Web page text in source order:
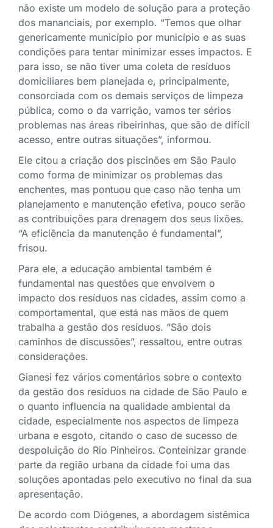
não existe um modelo de solução para a proteção
dos mananciais, por exemplo. “Temos que olhar
genericamente município por município e as suas
condições para tentar minimizar esses impactos. E
para isso, se não tiver uma coleta de resíduos
domiciliares bem planejada e, principalmente,
consorciada com os demais serviços de limpeza
pública, como o da varrição, vamos ter sérios
problemas nas áreas ribeirinhas, que são de difícil
acesso, entre outras situações”, informou.
Ele citou a criação dos piscinões em São Paulo
como forma de minimizar os problemas das
enchentes, mas pontuou que caso não tenha um
planejamento e manutenção efetiva, pouco serão
as contribuições para drenagem dos seus lixões.
“A eficiência da manutenção é fundamental”,
frisou.
Para ele, a educação ambiental também é
fundamental nas questões que envolvem o
impacto dos resíduos nas cidades, assim como a
comportamental, que está nas mãos de quem
trabalha a gestão dos resíduos. “São dois
caminhos de discussões”, ressaltou, entre outras
considerações.
Gianesi fez vários comentários sobre o contexto
da gestão dos resíduos na cidade de São Paulo e
o quanto influencia na qualidade ambiental da
cidade, especialmente nos aspectos de limpeza
urbana e esgoto, citando o caso de sucesso de
despoluição do Rio Pinheiros. Conteinizar grande
parte da região urbana da cidade foi uma das
soluções apontadas pelo executivo no final da sua
apresentação.
De acordo com Diógenes, a abordagem sistêmica